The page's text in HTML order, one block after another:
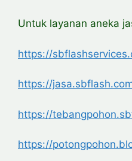
Untuk layanan aneka
https://
https://
https://
https://